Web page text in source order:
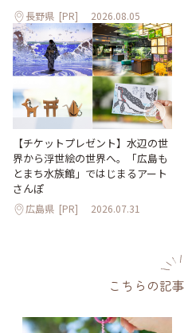
長野県 [PR] 2026.08.05
【チケットプレゼント】水辺の世
界から浮世絵の世界へ。「広島も
とまち水族館」ではじまるアート
さんぽ
広島県 [PR] 2026.07.31
こちらの記